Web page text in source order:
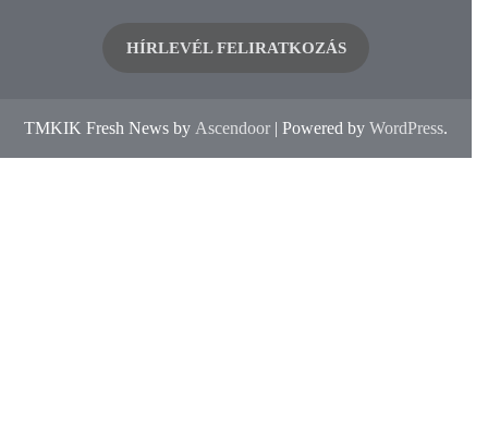
HÍRLEVÉL FELIRATKOZÁS
TMKIK Fresh News by Ascendoor | Powered by WordPress.